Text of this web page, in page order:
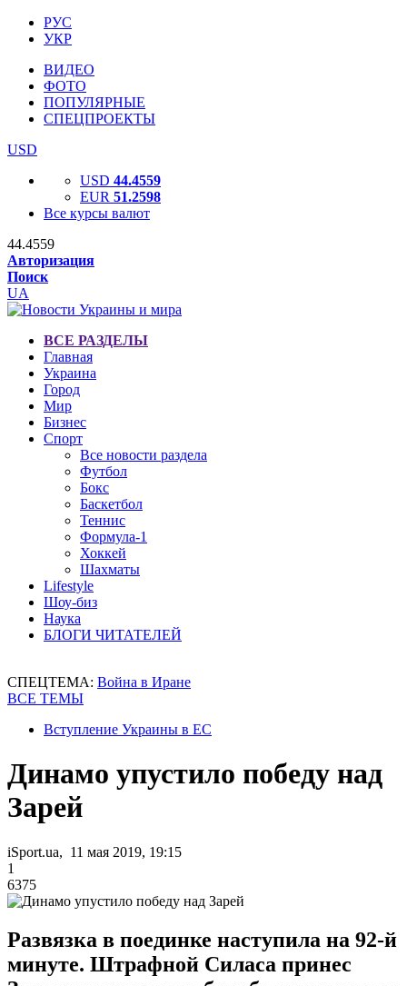
РУС
УКР
ВИДЕО
ФОТО
ПОПУЛЯРНЫЕ
СПЕЦПРОЕКТЫ
USD
USD 44.4559
EUR 51.2598
Все курсы валют
44.4559
Авторизация
Поиск
UA
ВСЕ РАЗДЕЛЫ
Главная
Украина
Город
Мир
Бизнес
Спорт
Все новости раздела
Футбол
Бокс
Баскетбол
Теннис
Формула-1
Хоккей
Шахматы
Lifestyle
Шоу-биз
Наука
БЛОГИ ЧИТАТЕЛЕЙ
СПЕЦТЕМА: Война в Иране
ВСЕ ТЕМЫ
Вступление Украины в ЕС
Динамо упустило победу над
Зарей
iSport.ua, 11 мая 2019, 19:15
1
6375
Развязка в поединке наступила на 92-й
минуте. Штрафной Силаса принес